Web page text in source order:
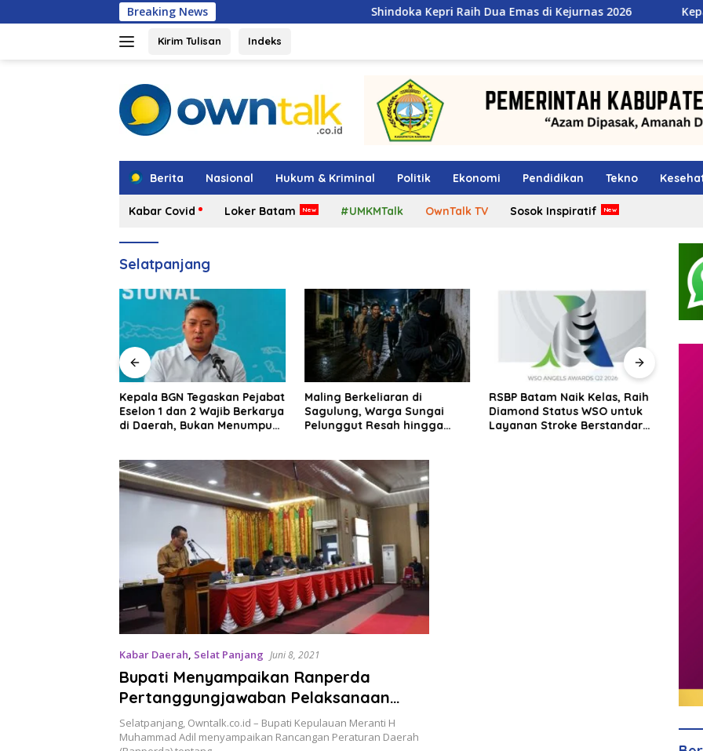
ke
Breaking News Shindoka Kepri Raih Dua Emas di Kejurnas 2026 Kepala BGN
Kirim Tulisan Indeks
Berita Nasional Hukum & Kriminal Politik Ekonomi Pendidikan Tekno
Kabar Covid Loker Batam #UMKMTalk OwnTalk TV Sosok Inspiratif
Selatpanjang
Kepala BGN Tegaskan Pejabat
Eselon 1 dan 2 Wajib Berkarya
di Daerah, Bukan Menumpuk
Maling Berkeliaran di
Sagulung, Warga Sungai
Pelunggut Resah hingga
RSBP Batam Naik Kelas, Raih
Diamond Status WSO untuk
Layanan Stroke Berstandar
BP
Kabar Daerah, Selat Panjang Juni 8, 2021
Bupati Menyampaikan Ranperda
Pertanggungjawaban Pelaksanaan
APBD 2020
Selatpanjang, Owntalk.co.id – Bupati Kepulauan Meranti H
Muhammad Adil menyampaikan Rancangan Peraturan Daerah